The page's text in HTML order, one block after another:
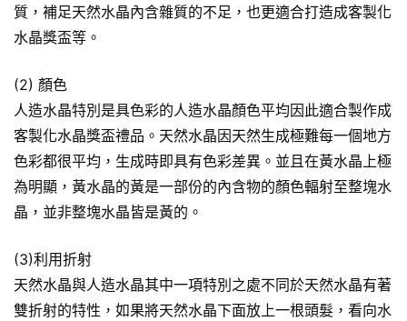
質，補足天然水晶內含雜質的不足，也更適合打造成客製化
水晶獎盃等。
(2) 顏色
人造水晶特別是具色彩的人造水晶顏色平均因此適合製作成
客製化水晶獎盃禮品。天然水晶因天然生成極難每一個地方
色彩都很平均，生成時即具有色彩差異。並且在黃水晶上極
為明顯，黃水晶的黃是一部份的內含物的顏色輻射至整塊水
晶，並非整塊水晶皆是黃的。
(3)利用折射
天然水晶與人造水晶其中一項特別之處不同於天然水晶有著
雙折射的特性，如果將天然水晶下面放上一根頭髮，看向水